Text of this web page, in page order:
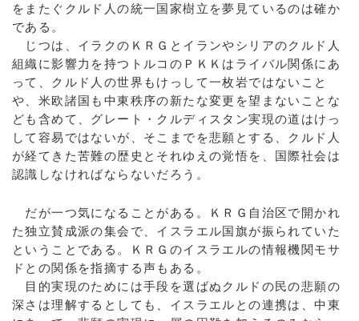
をまたぐクルド人の統一国家樹立を夢見ているのは確か
である。
じつは、イラクのＫＲＧとイランやシリアのクルド人
組織に影響力を持つトルコのＰＫＫはライバル関係にあ
って、クルド人の世界もけっして一枚岩ではないこと
や、米欧諸国も中東秩序の新たな変更を望まないことな
ども含めて、グレート・クルディスタン実現の道はけっ
して容易ではないが、そこまでを悲願とする、クルド人
が経てきた苦難の歴史とそれゆえの覚悟を、国際社会は
認識しなければならないだろう。
だが一つ気になることがある。ＫＲＧ自治区で開かれ
た独立賛成派の集会で、イスラエル国旗が振られていた
ということである。ＫＲＧのイスラエルの情報機関モサ
ドとの関係を指摘する声もある。
目的実現のためには手段を選ばぬクルドの民の悲願の
深さは理解するとしても、イスラエルとの連携は、中東